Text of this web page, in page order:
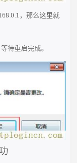
，那么这里就
待重启完成。